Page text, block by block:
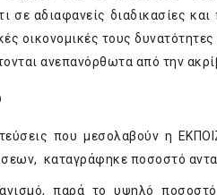
σε αδιαφανείς διαδικασίες
οικονομικές τους
ανεπανόρθωτα από την
που μεσολαβούν η
καταγράφηκε ποσοστό
παρά το υψηλό